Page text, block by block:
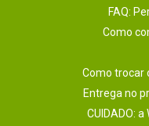
FAQ:
Como
Como trocar
Entrega no
CUIDADO: